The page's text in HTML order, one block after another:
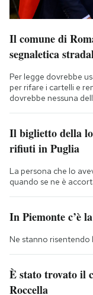
Il comune di
segnaletica
Per legge dovrebbe
per rifare i cartelli e
dovrebbe nessuna
Il biglietto della
rifiuti in Puglia
La persona che lo
quando se ne è
In Piemonte c’è
Ne stanno
È stato trovato il
Roccella